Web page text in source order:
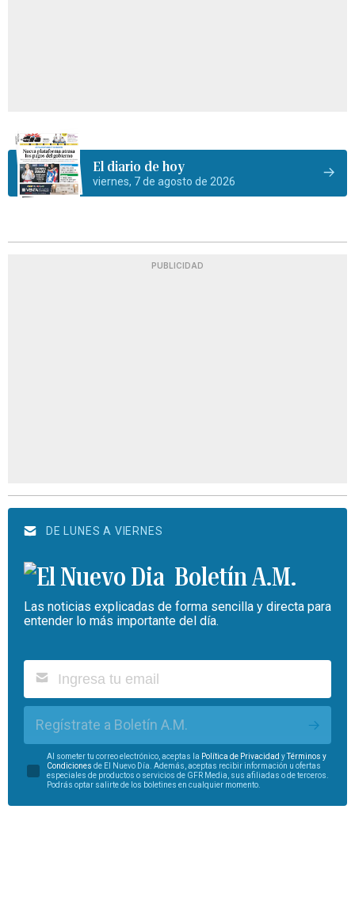
El diario de hoy
viernes, 7 de agosto de 2026
PUBLICIDAD
DE LUNES A VIERNES
Boletín A.M.
Las noticias explicadas de forma sencilla y directa para
entender lo más importante del día.
Regístrate a Boletín A.M.
Al someter tu correo electrónico, aceptas la Política de Privacidad yTérminos y
Condiciones de El Nuevo Día. Además, aceptas recibir información u ofertas
especiales de productos o servicios de GFR Media, sus afiliadas o de terceros.
Podrás optar salirte de los boletines en cualquier momento.